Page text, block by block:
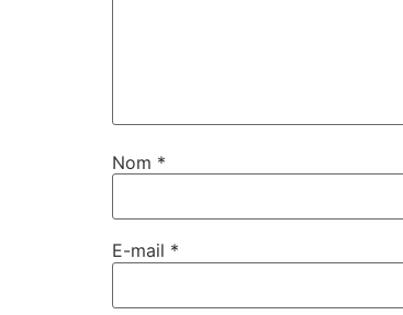
Nom *
E-mail *